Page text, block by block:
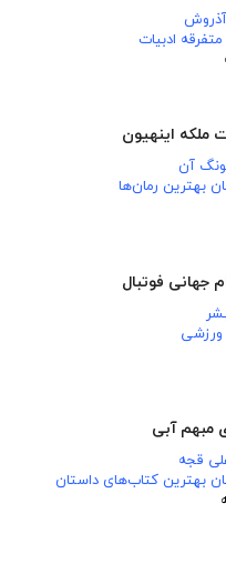
ادبیات
ملکه اینهیون
آن
بهترین رمان‌ها
جهانی فوتبال
ورزشی
مبهم آبی
قجه
بهترین کتاب‌های داستان